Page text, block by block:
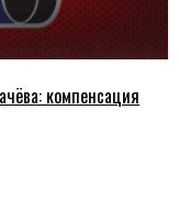
компенсация